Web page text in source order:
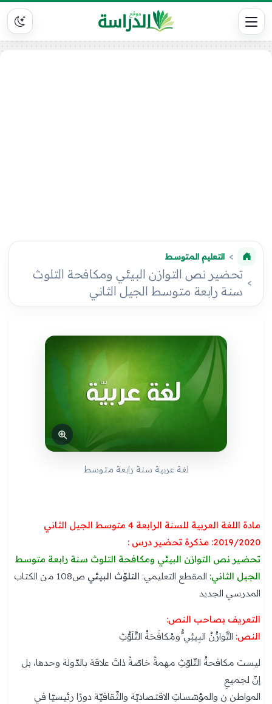
التعليم المتوسط
تحضير نص التوازن البيئي ومكافحة التلوث
سنة رابعة متوسط الجيل الثاني
لغة عربية سنة رابعة متوسط
مادة اللغة العربية للسنة الرابعة 4 متوسط الجيل الثاني
2019/2020: مذكرة تحضير درس :
تحضير نص التوازن البيئي ومكافحة التلوث سنة رابعة متوسط
الجيل الثاني: المقطع التعليمي: التلوّث البيئي
ص108 من الكتاب
المدرسي الجديد
التعريف بصاحب النص:
النص: التَّوازُنُ البِيئِي ُّومُكافَحَةُ التَّلَوُّثِ
ليست مكافحةُ التّلوّثِ مهمةً خاصّةً ذاتَ علاقة بالدّولة وحدها، بل
إنّ لجميعِ
المواطن ن والمؤسّساتِ الاقتصاديّة والثّقافيِّة دورًا رئيسيّا في